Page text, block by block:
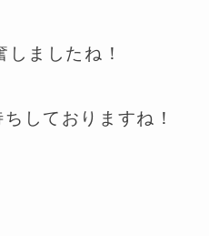
ましたね！
しておりますね！